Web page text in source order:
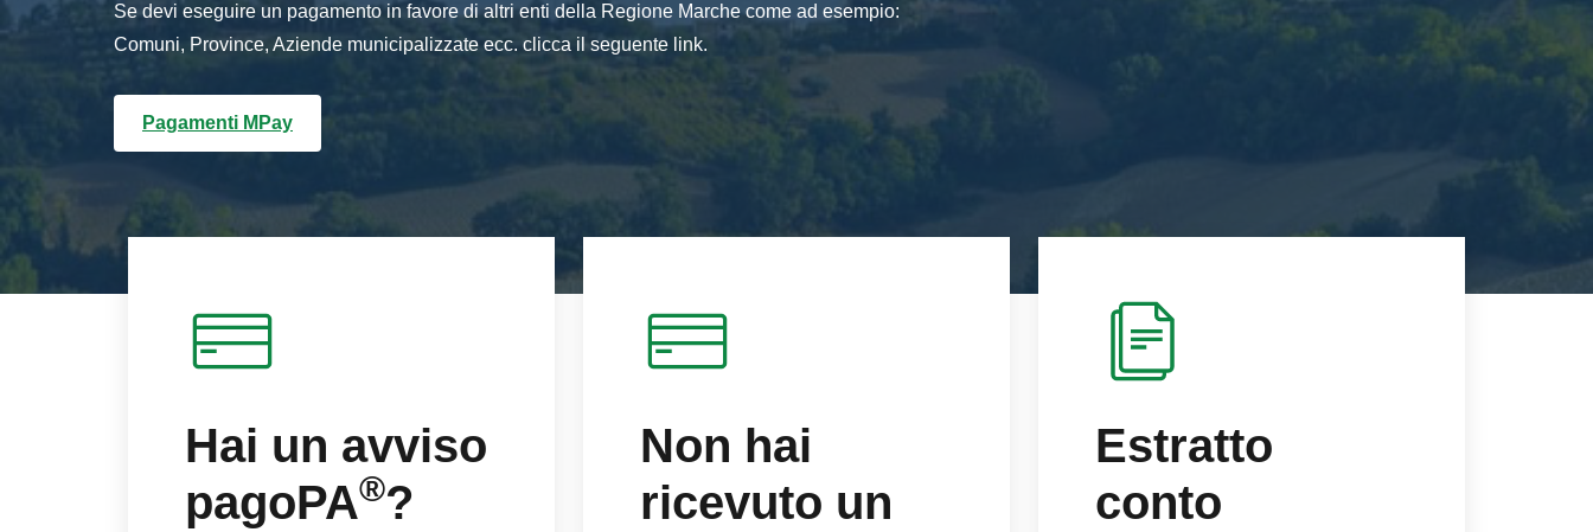
Se devi eseguire un pagamento in favore di altri enti della Regione Marche come ad esempio:
Comuni, Province, Aziende municipalizzate ecc. clicca il seguente link.
Pagamenti MPay
Hai un avviso
pagoPA®?
Non hai
ricevuto un
Estratto
conto